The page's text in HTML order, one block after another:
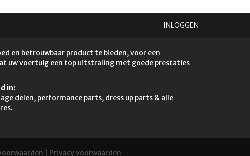
INLOGGEN
en betrouwbaar product te bieden, voor een
uw voertuig een top uitstraling met goede prestaties
in:
delen, performance parts, dress up parts & alle
Privacy voorwaarden